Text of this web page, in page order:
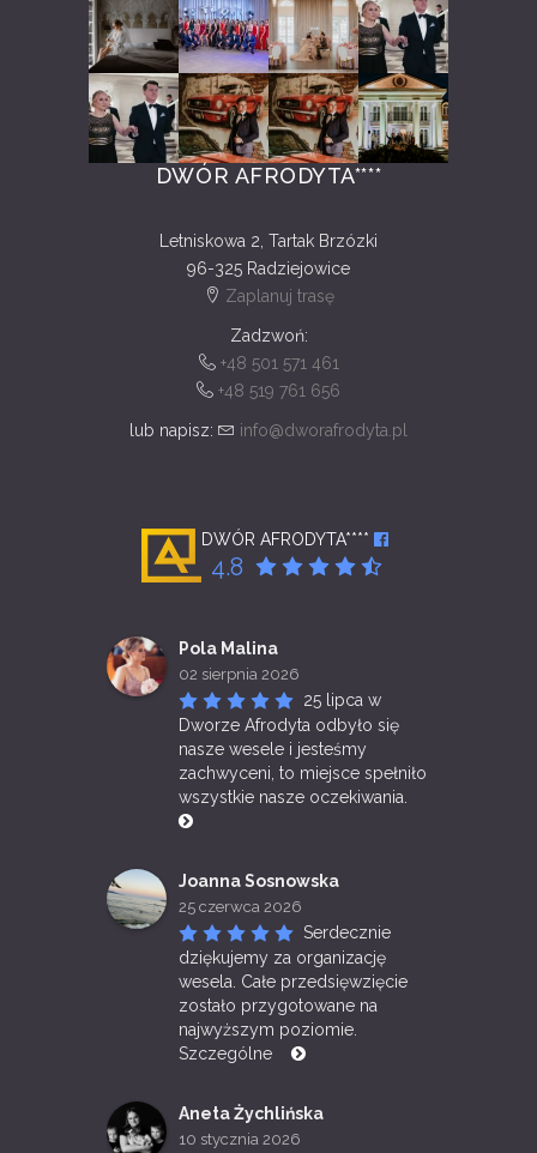
DWÓR AFRODYTA****
Letniskowa 2, Tartak Brzózki
96-325 Radziejowice
Zaplanuj trasę
Zadzwoń:
+48 501 571 461
+48 519 761 656
lub napisz: info@dworafrodyta.pl
DWÓR AFRODYTA****
4.8
Pola Malina
02 sierpnia 2026
25 lipca w
Dworze Afrodyta odbyło się
nasze wesele i jesteśmy
zachwyceni, to miejsce spełniło
wszystkie nasze oczekiwania.
Joanna Sosnowska
25 czerwca 2026
Serdecznie
dziękujemy za organizację
wesela. Całe przedsięwzięcie
zostało przygotowane na
najwyższym poziomie.
Szczególne
Aneta Żychlińska
10 stycznia 2026